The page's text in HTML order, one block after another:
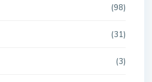
(98)
(31)
(3)